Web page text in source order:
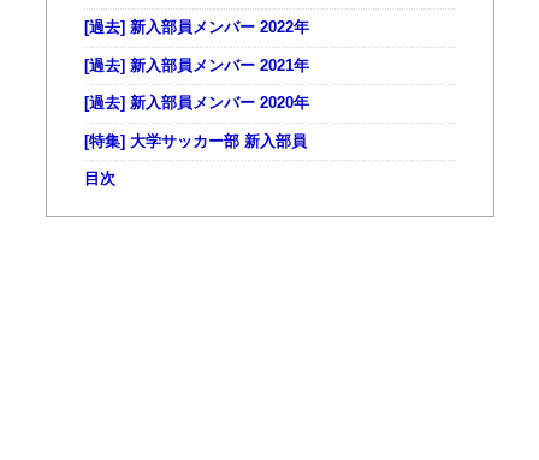
[過去] 新入部員メンバー 2022年
[過去] 新入部員メンバー 2021年
[過去] 新入部員メンバー 2020年
[特集] 大学サッカー部 新入部員
目次